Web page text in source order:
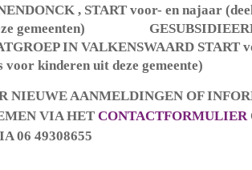
, START voor- en najaar
gemeenten)
IN VALKENSWAARD START
voor kinderen uit deze gemeente)
NIEUWE AANMELDINGEN OF
VIA HET CONTACTFORMULIER
06 49308655